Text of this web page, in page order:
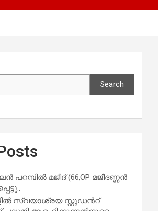
Search
പറമ്പിൽ മജീദ് (66,OP മജീദണ്ണൻ
സ്വയാശ്രയ സ്റ്റുഡന്‍റ്